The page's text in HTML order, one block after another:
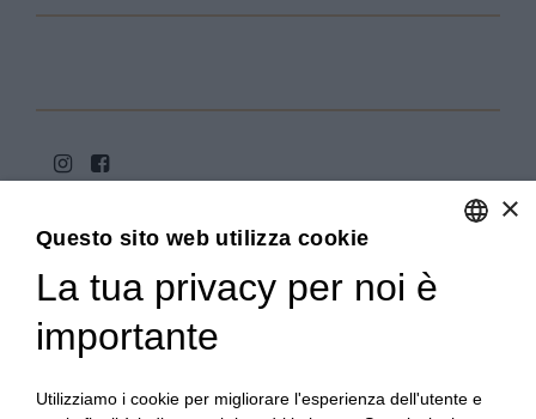
Copyright 2020© Regali Digusto è un marchio di Olio
10022 Carmagnola (TO) - PIVA 07980320019
×
Questo sito web utilizza cookie
La tua privacy per noi è
importante
Utilizziamo i cookie per migliorare l'esperienza dell'utente e